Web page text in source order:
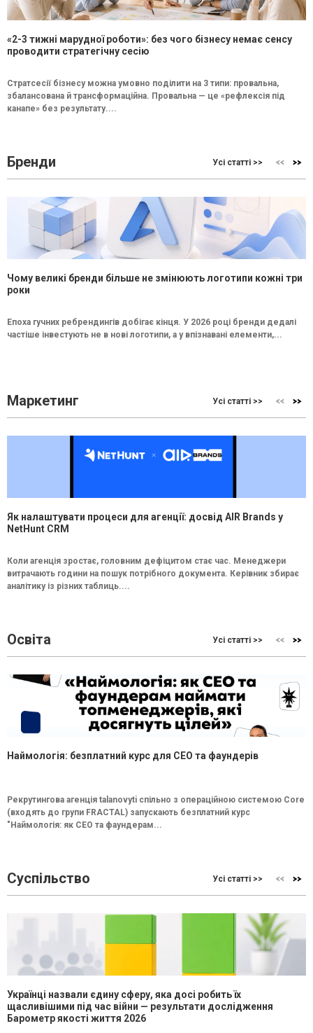
«2-3 тижні марудної роботи»: без чого бізнесу немає сенсу
проводити стратегічну сесію
Стратсесії бізнесу можна умовно поділити на 3 типи: провальна,
збалансована й трансформаційна. Провальна — це «рефлексія під
канапе» без результату....
Бренди Усі статті >>
Чому великі бренди більше не змінюють логотипи кожні три
роки
Епоха гучних ребрендингів добігає кінця. У 2026 році бренди дедалі
частіше інвестують не в нові логотипи, а у впізнавані елементи,...
Маркетинг Усі статті >>
Як налаштувати процеси для агенції: досвід AIR Brands у
NetHunt CRM
Коли агенція зростає, головним дефіцитом стає час. Менеджери
витрачають години на пошук потрібного документа. Керівник збирає
аналітику із різних таблиць....
Освіта Усі статті >>
Наймологія: безплатний курс для CEO та фаундерів
Рекрутингова агенція talanovyti спільно з операційною системою Core
(входять до групи FRACTAL) запускають безплатний курс
"Наймологія: як СEO та фаундерам...
Суспільство Усі статті >>
Українці назвали єдину сферу, яка досі робить їх
щасливішими під час війни — результати дослідження
Барометр якості життя 2026